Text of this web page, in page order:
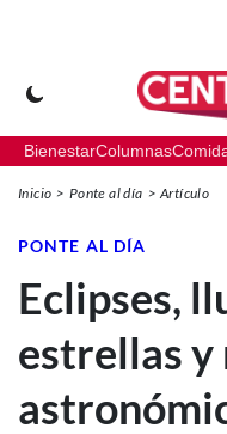
BienestarColumnas
Inicio Ponte al día Artículo
PONTE AL DÍA
Eclipses,
estrellas y